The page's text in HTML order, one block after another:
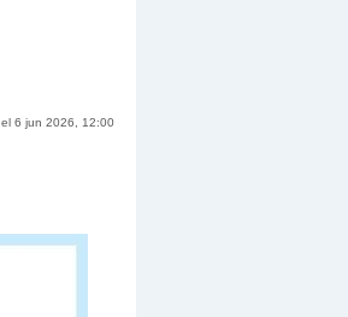
el 6 jun 2026, 12:00